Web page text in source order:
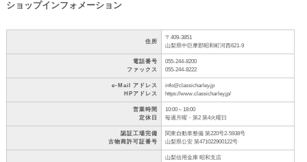
ショップインフォメーション
住所
〒409-3851
山梨県中巨摩郡昭和町河西621-9
電話番号
ファックス
055-244-8200
055-244-8222
e-Mail アドレス
HPアドレス
info@classicharley.jp
https://www.classicharley.jp/
営業時間
定休日
10:00～18:00
毎週月曜・第2 第4火曜日
認証工場完備
古物商許可証番号
関東自動車整備 第220号2-5938号
山梨県公安 第471022900122号
山梨信用金庫 昭和支店